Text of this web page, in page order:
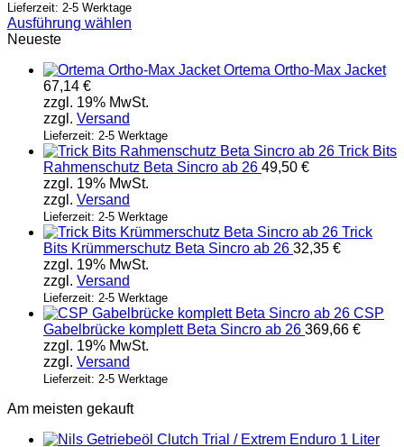
Lieferzeit: 2-5 Werktage
Ausführung wählen
Dieses
weist
mehrere
Varianten
Optionen
können
Produktseite
gewählt
werden
Neueste
Ortema Ortho-Max Jacket
67,14 €
zzgl. 19% MwSt.
zzgl. Versand
Lieferzeit: 2-5 Werktage
Trick Bits
Rahmenschutz Beta Sincro ab 26 49,50 €
zzgl. 19% MwSt.
zzgl. Versand
Lieferzeit: 2-5 Werktage
Trick
Bits Krümmerschutz Beta Sincro ab 26 32,35 €
zzgl. 19% MwSt.
zzgl. Versand
Lieferzeit: 2-5 Werktage
CSP
Gabelbrücke komplett Beta Sincro ab 26 369,66 €
zzgl. 19% MwSt.
zzgl. Versand
Lieferzeit: 2-5 Werktage
Am meisten gekauft